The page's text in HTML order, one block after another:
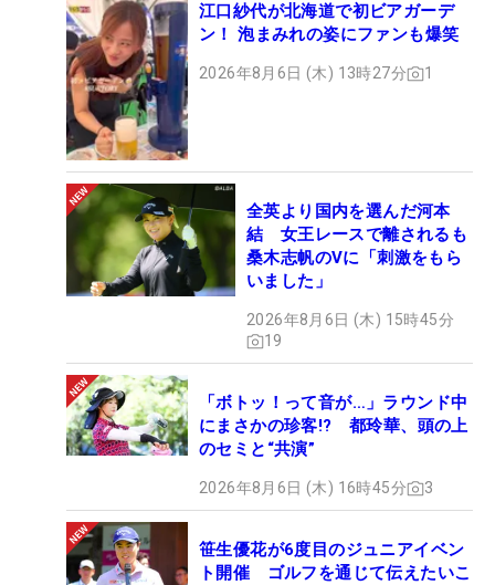
江口紗代が北海道で初ビアガーデ
ン！ 泡まみれの姿にファンも爆笑
2026年8月6日 (木) 13時27分 1
全英より国内を選んだ河本
結 女王レースで離されるも
桑木志帆のVに「刺激をもら
いました」
2026年8月6日 (木) 15時45分
19
「ボトッ！って音が…」ラウンド中
にまさかの珍客!? 都玲華、頭の上
のセミと“共演”
2026年8月6日 (木) 16時45分 3
笹生優花が6度目のジュニアイベン
ト開催 ゴルフを通じて伝えたいこ